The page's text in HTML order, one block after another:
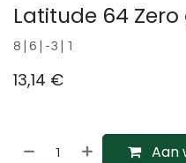
Latitude 64
8 | 6 | -3 | 1
13,14 €
Aan